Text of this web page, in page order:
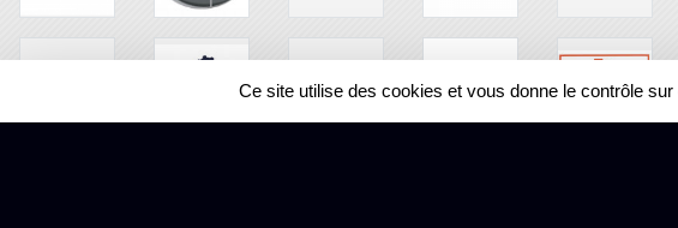
Ce site utilise des cookies et vous donne le contrôle